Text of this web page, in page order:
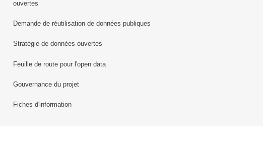
ouvertes
Demande de réutilisation de données publiques
Stratégie de données ouvertes
Feuille de route pour l'open data
Gouvernance du projet
Fiches d'information